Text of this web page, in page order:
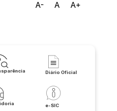
A- A A+
Diário Oficial
e-SIC